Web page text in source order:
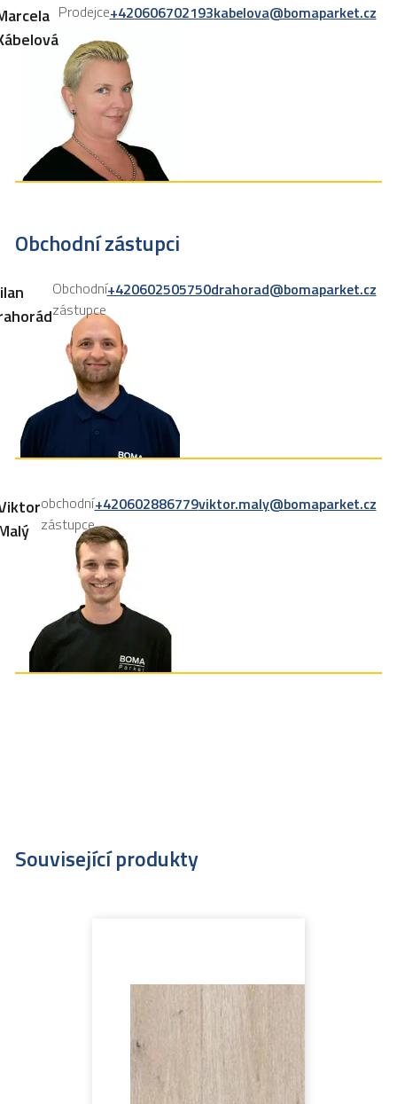
Prodejce+420606702193kabelova@bomaparket.cz
Obchodní zástupci
Obchodní
zástupce
+420602505750drahorad@bomaparket.cz
obchodní
zástupce
+420602886779viktor.maly@bomaparket.cz
Související produkty